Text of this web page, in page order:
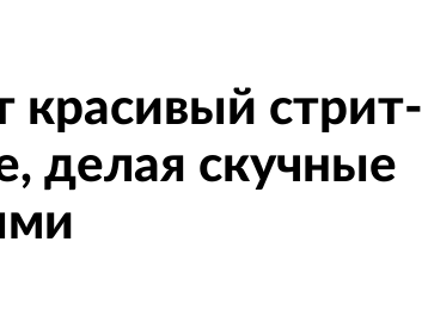
красивый стрит-
делая скучные